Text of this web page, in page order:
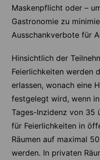
Maskenpflicht oder –
Gastronomie zu
Ausschankverbote für
Hinsichtlich der
Feierlichkeiten werden
erlassen, wonach eine
festgelegt wird, wenn
Tages-Inzidenz von 35
für Feierlichkeiten in
Räumen auf maximal
werden. In privaten